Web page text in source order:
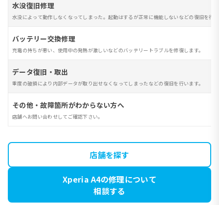
水没復旧修理
水没によって動作しなくなってしまった。起動はするが正常に機能しないなどの復旧を行
バッテリー交換修理
充電の持ちが悪い、使用中の発熱が激しいなどのバッテリートラブルを修復します。
データ復旧・取出
重度の破損により内部データが取り出せなくなってしまったなどの復旧を行います。
その他・故障箇所がわからない方へ
店舗へお問い合わせしてご確認下さい。
店舗を探す
Xperia A4の修理について
相談する